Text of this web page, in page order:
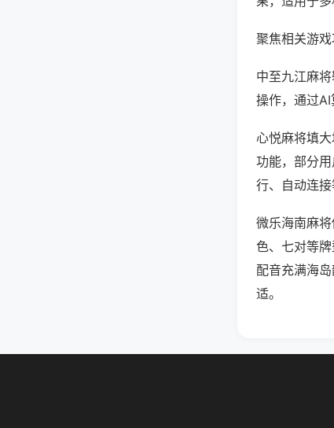
聚焦相关游戏
中至九江麻
操作，通过AI
心悦麻将填
功能，部分
行、自动连接
微乐海南麻
色、七对等
配音充满海
适。